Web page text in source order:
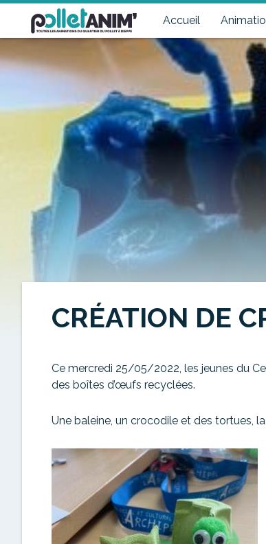
Accueil
Pollet Anim'
Toutes les animations du quartier du Pollet à Dieppe
CRÉATION DE
Ce mercredi 25/05/2022, les jeunes du
des boîtes d’œufs recyclées.
Une baleine, un crocodile et des tortues,